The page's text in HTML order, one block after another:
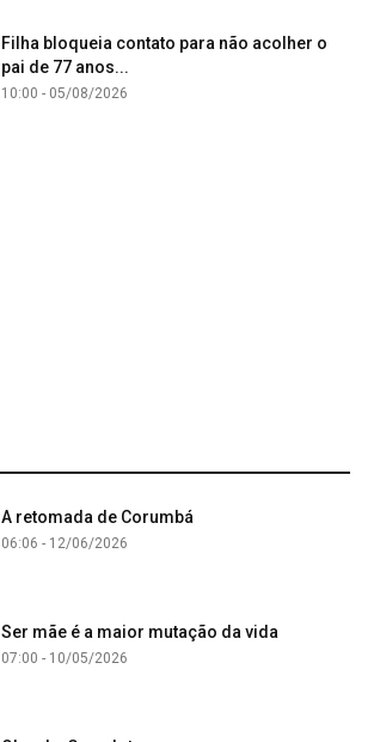
Filha bloqueia contato para não acolher o
pai de 77 anos...
10:00 - 05/08/2026
A retomada de Corumbá
06:06 - 12/06/2026
Ser mãe é a maior mutação da vida
07:00 - 10/05/2026